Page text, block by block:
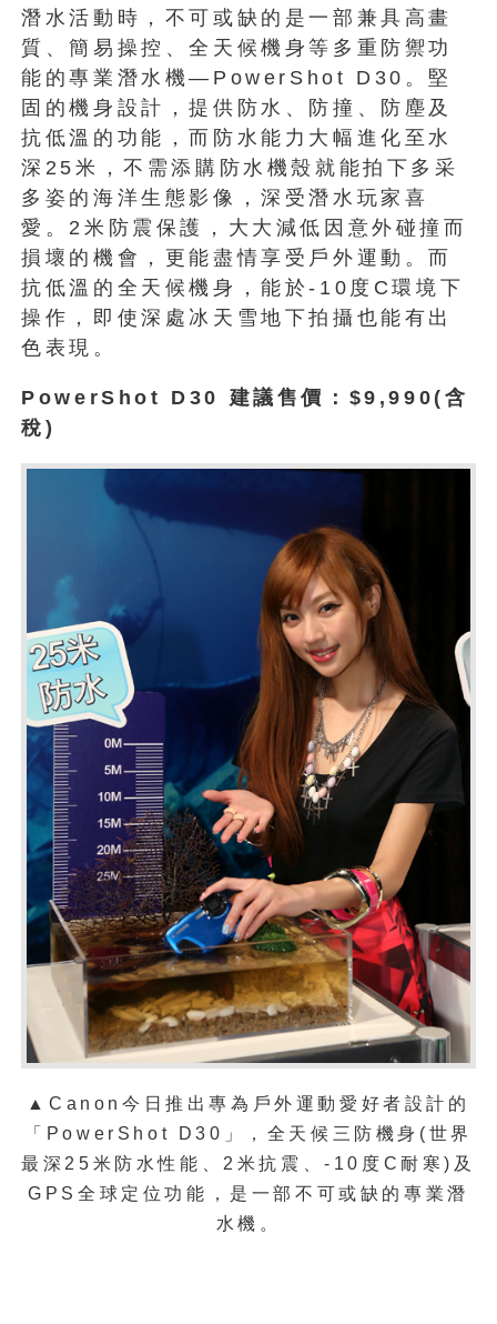
潛水活動時，不可或缺的是一部兼具高畫
質、簡易操控、全天候機身等多重防禦功
能的專業潛水機—PowerShot D30。堅
固的機身設計，提供防水、防撞、防塵及
抗低溫的功能，而防水能力大幅進化至水
深25米，不需添購防水機殼就能拍下多采
多姿的海洋生態影像，深受潛水玩家喜
愛。2米防震保護，大大減低因意外碰撞而
損壞的機會，更能盡情享受戶外運動。而
抗低溫的全天候機身，能於-10度C環境下
操作，即使深處冰天雪地下拍攝也能有出
色表現。
PowerShot D30 建議售價：$9,990(含
稅)
▲Canon今日推出專為戶外運動愛好者設計的
「PowerShot D30」，全天候三防機身(世界
最深25米防水性能、2米抗震、-10度C耐寒)及
GPS全球定位功能，是一部不可或缺的專業潛
水機。